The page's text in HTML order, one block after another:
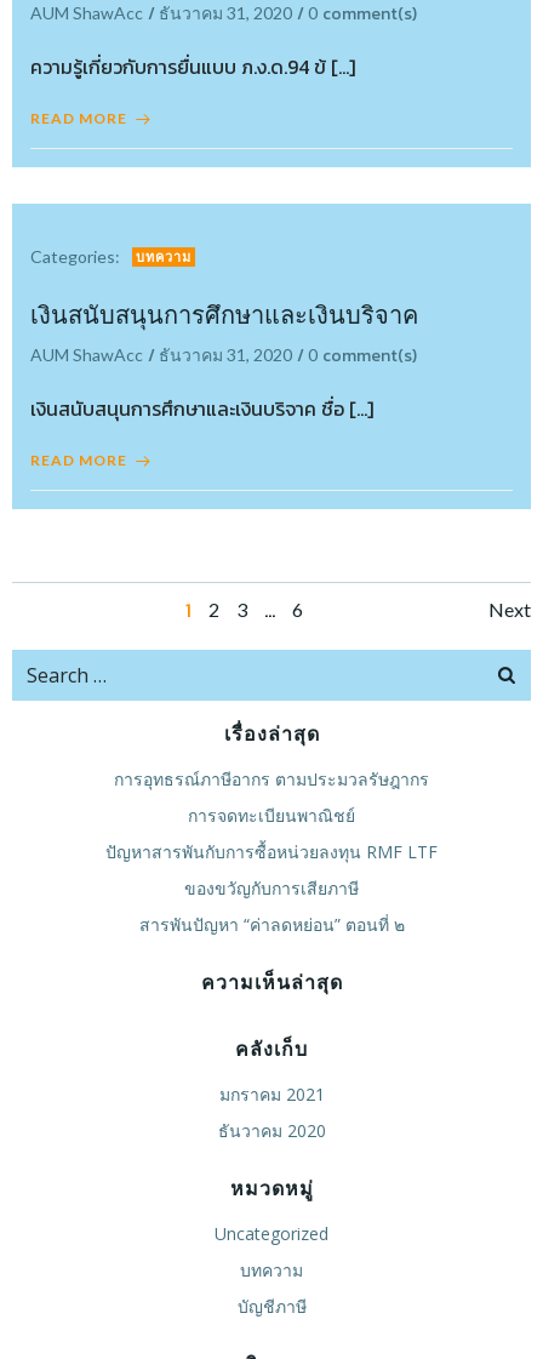
AUM ShawAcc / ธันวาคม 31, 2020 /0 comment(s)
ความรู้เกี่ยวกับการยื่นแบบ ภ.ง.ด.94 ข้ […]
READ MORE
Categories: บทความ
เงินสนับสนุนการศึกษาและเงินบริจาค
AUM ShawAcc / ธันวาคม 31, 2020 /0 comment(s)
เงินสนับสนุนการศึกษาและเงินบริจาค ชื่อ […]
READ MORE
navigation
Page
1 Page
2 Page
3 … Page
6 Next
Search
for:
เรื่องล่าสุด
การอุทธรณ์ภาษีอากร ตามประมวลรัษฎากร
การจดทะเบียนพาณิชย์
ปัญหาสารพันกับการซื้อหน่วยลงทุน RMF LTF
ของขวัญกับการเสียภาษี
สารพันปัญหา “ค่าลดหย่อน” ตอนที่ ๒
ความเห็นล่าสุด
คลังเก็บ
มกราคม 2021
ธันวาคม 2020
หมวดหมู่
Uncategorized
บทความ
บัญชีภาษี